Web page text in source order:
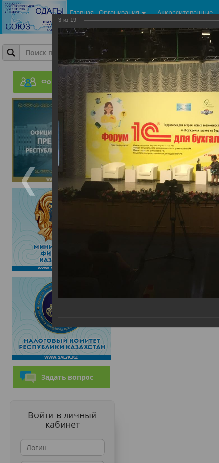
Главная Организация
Аккредитованные
центры
Форум
Задать вопрос
Войти в личный
кабинет
Фотогалерея
Шестой форум 1С для
27.07.2017
3 из 19